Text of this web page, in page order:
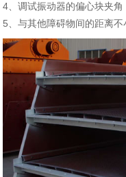
4、调试振动器的偏心块夹角
5、与其他障碍物间的距离不